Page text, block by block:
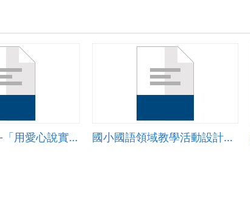
愛自己愛別人-「用愛心說實話」學習單 國小國語領域教學活動設計─熊奶奶的信